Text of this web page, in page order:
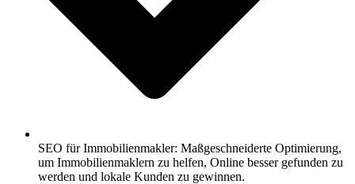
SEO für Immobilienmakler: Maßgeschneiderte Optimierung,
um Immobilienmaklern zu helfen, Online besser gefunden zu
werden und lokale Kunden zu gewinnen.